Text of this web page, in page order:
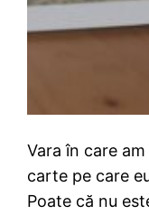
Vara în care
carte pe care
Poate că nu